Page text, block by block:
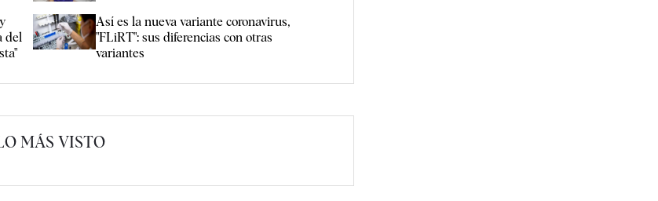
del
Así es la nueva variante coronavirus,
"FLiRT": sus diferencias con otras
variantes
MÁS VISTO